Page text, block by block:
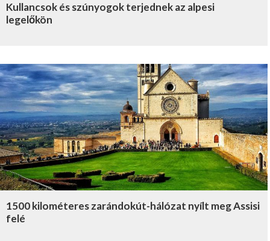
Kullancsok és szúnyogok terjednek az alpesi
legelőkön
1500 kilométeres zarándokút-hálózat nyílt meg Assisi
felé